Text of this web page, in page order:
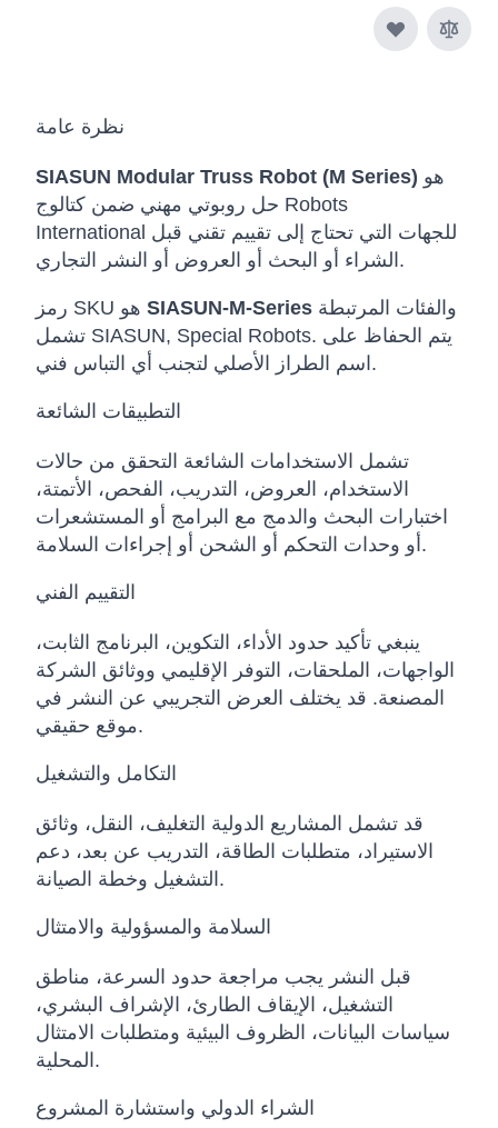
نظرة عامة
SIASUN Modular Truss Robot (M Series)
حل روبوتي مهني ضمن كتالوج Robots
International للجهات التي تحتاج إلى تقييم تقني قبل
الشراء أو البحث أو العروض أو النشر التجاري.
SIASUN-M-Series
تشمل SIASUN, Special Robots. يتم الحفاظ على
اسم الطراز الأصلي لتجنب أي التباس فني.
التطبيقات الشائعة
تشمل الاستخدامات الشائعة التحقق من حالات
الاستخدام، العروض، التدريب، الفحص، الأتمتة،
اختبارات البحث والدمج مع البرامج أو المستشعرات
أو وحدات التحكم أو الشحن أو إجراءات السلامة.
التقييم الفني
ينبغي تأكيد حدود الأداء، التكوين، البرنامج الثابت،
الواجهات، الملحقات، التوفر الإقليمي ووثائق الشركة
المصنعة. قد يختلف العرض التجريبي عن النشر في
موقع حقيقي.
التكامل والتشغيل
قد تشمل المشاريع الدولية التغليف، النقل، وثائق
الاستيراد، متطلبات الطاقة، التدريب عن بعد، دعم
التشغيل وخطة الصيانة.
السلامة والمسؤولية والامتثال
قبل النشر يجب مراجعة حدود السرعة، مناطق
التشغيل، الإيقاف الطارئ، الإشراف البشري،
سياسات البيانات، الظروف البيئية ومتطلبات الامتثال
المحلية.
الشراء الدولي واستشارة المشروع